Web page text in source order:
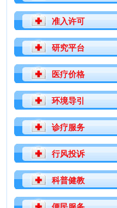
准入许可
研究平台
医疗价格
环境导引
诊疗服务
行风投诉
科普健教